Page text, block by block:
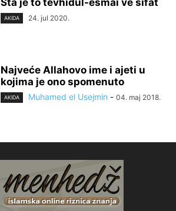
Šta je to tevhidul-esmai ve sifat
AKIDA 24. jul 2020.
Najveće Allahovo ime i ajeti u
kojima je ono spomenuto
AKIDA Muhamed el Usejmin - 04. maj 2018.